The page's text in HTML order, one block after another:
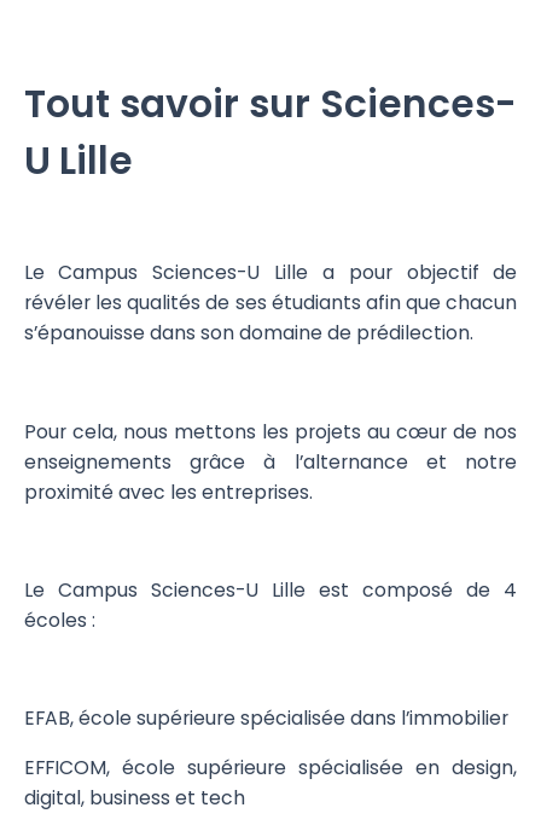
Tout savoir sur Sciences-
U Lille
Le Campus Sciences-U Lille a pour objectif de
révéler les qualités de ses étudiants afin que chacun
s’épanouisse dans son domaine de prédilection.
Pour cela, nous mettons les projets au cœur de nos
enseignements grâce à l’alternance et notre
proximité avec les entreprises.
Le Campus Sciences-U Lille est composé de 4
écoles :
EFAB, école supérieure spécialisée dans l’immobilier
EFFICOM, école supérieure spécialisée en design,
digital, business et tech